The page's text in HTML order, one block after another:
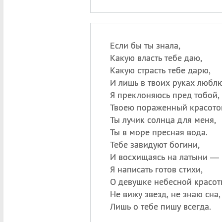
Если бы ты знала,
Какую власть тебе даю,
Какую страсть тебе дарю,
И лишь в твоих руках
Я преклоняюсь пред тобой,
Твоею пораженный
Ты лучик солнца для меня,
Ты в море пресная вода.
Тебе завидуют богини,
И восхищаясь на латыни —
Я написать готов стихи,
О девушке небесной
Не вижу звезд, не знаю сна,
Лишь о тебе пишу всегда.